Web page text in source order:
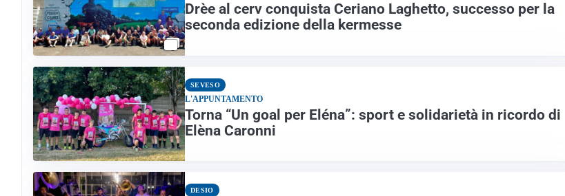
Drèe al cerv conquista Ceriano Laghetto, successo per la
seconda edizione della kermesse
SEVESO
L'APPUNTAMENTO
Torna “Un goal per Eléna”: sport e solidarietà in ricordo di
Elèna Caronni
DESIO